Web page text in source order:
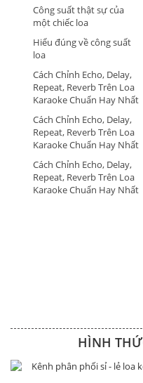
HÀNG
Công suất thật sự của
một chiếc loa
Hiểu đúng về công suất
loa
Cách Chỉnh Echo, Delay,
Repeat, Reverb Trên Loa
Karaoke Chuẩn Hay Nhất
Cách Chỉnh Echo, Delay,
Repeat, Reverb Trên Loa
Karaoke Chuẩn Hay Nhất
Cách Chỉnh Echo, Delay,
Repeat, Reverb Trên Loa
Karaoke Chuẩn Hay Nhất
HÌNH